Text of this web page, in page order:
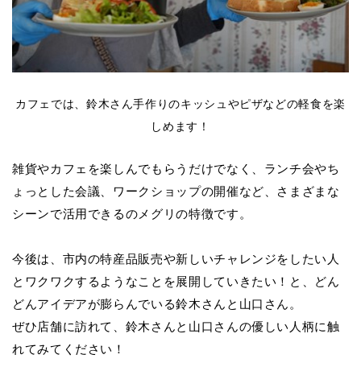
カフェでは、鈴木さん手作りのキッシュやピザなどの軽食を楽
しめます！
雑貨やカフェを楽しんでもらうだけでなく、ランチ会やち
ょっとした会議、ワークショップの開催など、さまざまな
シーンで活用できるのメグリの特徴です。
今後は、市内の特産品販売や新しいチャレンジをしたい人
とワクワクするようなことを展開していきたい！と、どん
どんアイデアが膨らんでいる鈴木さんと山口さん。
ぜひ店舗に訪れて、鈴木さんと山口さんの優しい人柄に触
れてみてください！